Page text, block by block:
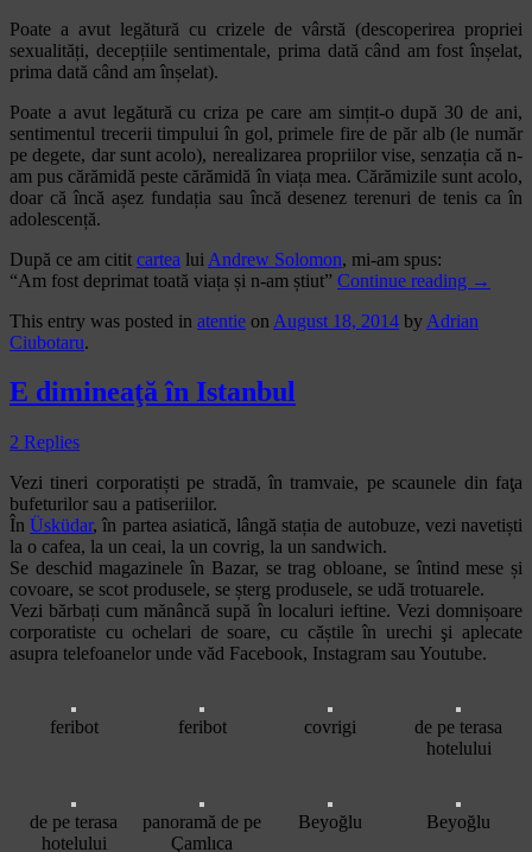
Poate a avut legătură cu crizele de vârstă (descoperirea propriei
sexualități, decepțiile sentimentale, prima dată când am fost înșelat,
prima dată când am înșelat).
Poate a avut legătură cu criza pe care am simțit-o după 30 de ani,
sentimentul trecerii timpului în gol, primele fire de păr alb (le număr
pe degete, dar sunt acolo), nerealizarea propriilor vise, senzația că n-
am pus cărămidă peste cărămidă în viața mea. Cărămizile sunt acolo,
doar că încă așez fundația sau încă desenez terenuri de tenis ca în
adolescență.
După ce am citit cartea lui Andrew Solomon, mi-am spus:
“Am fost deprimat toată viața și n-am știut” Continue reading →
This entry was posted in atentie on August 18, 2014 by Adrian
Ciubotaru.
E dimineaţă în Istanbul
2 Replies
Vezi tineri corporatiști pe stradă, în tramvaie, pe scaunele din faţa
bufeturilor sau a patiseriilor.
ÎnÜsküdar, în partea asiatică, lângă stația de autobuze, vezi navetiști
la o cafea, la un ceai, la un covrig, la un sandwich.
Se deschid magazinele în Bazar, se trag obloane, se întind mese și
covoare, se scot produsele, se șterg produsele, se udă trotuarele.
Vezi bărbați cum mănâncă supă în localuri ieftine. Vezi domnișoare
corporatiste cu ochelari de soare, cu căștile în urechi şi aplecate
asupra telefoanelor unde văd Facebook, Instagram sau Youtube.
feribot feribot covrigi
de pe terasa
hotelului
de pe terasa
hotelului
panoramă de pe
Çamlıca
Beyoğlu Beyoğlu